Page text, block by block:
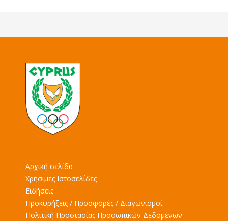
Αρχική σελίδα
Χρήσιμες Ιστοσελίδες
Ειδήσεις
Προκυρήξεις / Προσφορές / Διαγωνισμοί
Πολιτική Προστασίας Προσωπικών Δεδομένων